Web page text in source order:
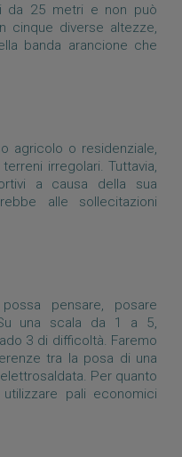
da 25 metri e non può
cinque diverse altezze,
banda arancione che
agricolo o residenziale,
irregolari. Tuttavia,
a causa della sua
alle sollecitazioni
pensare, posare
una scala da 1 a 5,
3 di difficoltà. Faremo
tra la posa di una
Per quanto
pali economici